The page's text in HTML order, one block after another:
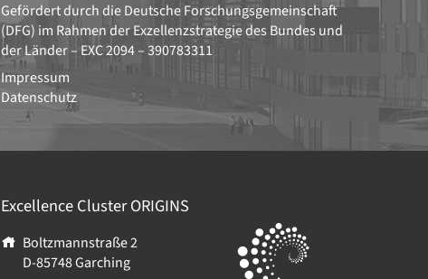
Gefördert durch dieDeutsche Forschungsgemeinschaft
(DFG) im Rahmen der Exzellenzstrategie des Bundes und
der Länder – EXC 2094 – 390783311
Impressum
Datenschutz
Excellence ClusterORIGINS
Boltzmannstraße 2
D-85748Garching